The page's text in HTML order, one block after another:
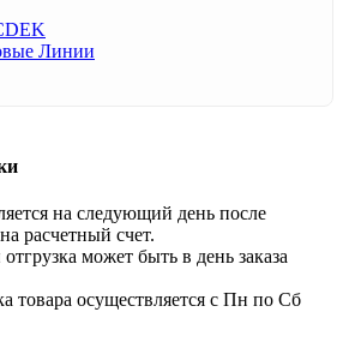
Линии
на следующий день после
расчетный счет.
может быть в день заказа
товара осуществляется с Пн по Сб